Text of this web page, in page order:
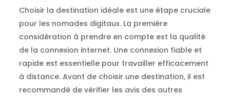
Choisir la destination idéale est une étape cruciale
pour les nomades digitaux. La première
considération à prendre en compte est la qualité
de la connexion internet. Une connexion fiable et
rapide est essentielle pour travailler efficacement
à distance. Avant de choisir une destination, il est
recommandé de vérifier les avis des autres